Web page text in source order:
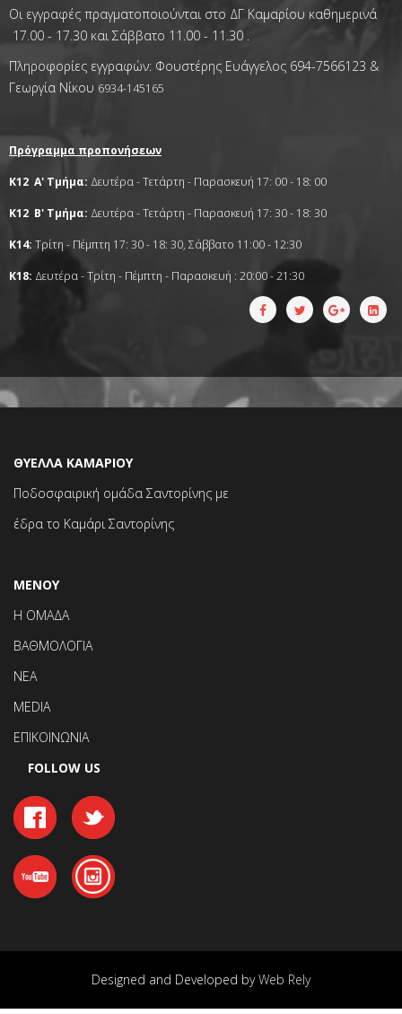
Οι εγγραφές πραγματοποιούνται στο ΔΓ Καμαρίου καθημερινά
17.00 - 17.30 και Σάββατο 11.00 - 11.30 .
Πληροφορίες εγγραφών: Φουστέρης Ευάγγελος 694-7566123 &
Γεωργία Νίκου 6934-145165
Πρόγραμμα προπονήσεων
Κ12 Α' Τμήμα: Δευτέρα - Τετάρτη - Παρασκευή 17: 00 - 18: 00
Κ12 Β' Τμήμα: Δευτέρα - Τετάρτη - Παρασκευή 17: 30 - 18: 30
Κ14: Τρίτη - Πέμπτη 17: 30 - 18: 30, Σάββατο 11:00 - 12:30
Κ18: Δευτέρα - Τρίτη - Πέμπτη - Παρασκευή : 20:00 - 21:30
ΘΥΕΛΛΑ ΚΑΜΑΡΙΟΥ
Ποδοσφαιρική ομάδα Σαντορίνης με
έδρα το Καμάρι Σαντορίνης
ΜΕΝΟΥ
Η ΟΜΑΔΑ
ΒΑΘΜΟΛΟΓΙΑ
ΝΕΑ
MEDIA
ΕΠΙΚΟΙΝΩΝΙΑ
FOLLOW US
Designed and Developed byWeb Rely